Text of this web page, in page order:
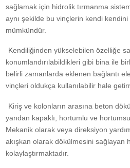
sağlamak için hidrolik tırmanma
aynı şekilde bu vinçlerin kendi
mümkündür.
Kendiliğinden yükselebilen özelliğe
konumlandırılabildikleri gibi bina ile
belirli zamanlarda eklenen bağlantı
vinçleri oldukça kullanılabilir hale
Kiriş ve kolonların arasına beton
yandan kapaklı, hortumlu ve
Mekanik olarak veya direksiyon
akışkan olarak dökülmesini sağlayan
kolaylaştırmaktadır.